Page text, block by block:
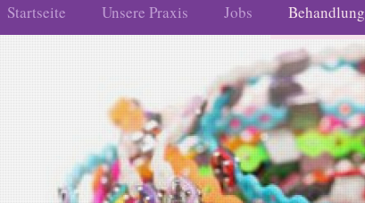
Startseite Unsere Praxis Jobs Behandlung